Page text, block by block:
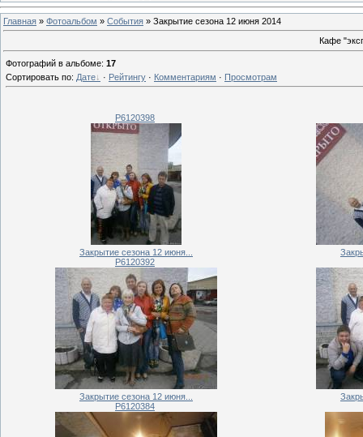
Главная » Фотоальбом » События » Закрытие сезона 12 июня 2014
Кафе
Фотографий в альбоме: 17
Сортировать по: Дате · Рейтингу · Комментариям · Просмотрам
P6120398
Закрытие сезона 12 июня...
P6120392
Закрытие сезона 12 июня...
P6120384